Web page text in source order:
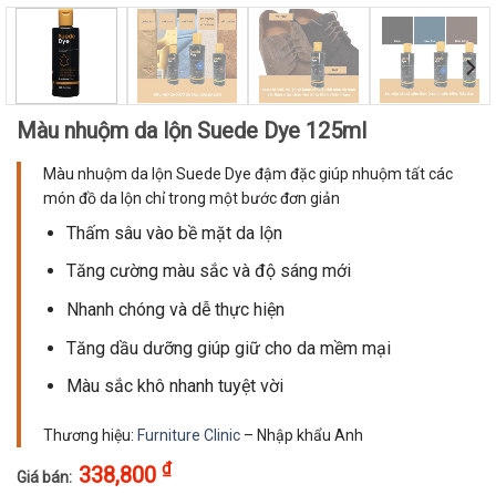
Màu nhuộm da lộn Suede Dye 125ml
Màu nhuộm da lộn Suede Dye đậm đặc giúp nhuộm tất các
món đồ da lộn chỉ trong một bước đơn giản
Thấm sâu vào bề mặt da lộn
Tăng cường màu sắc và độ sáng mới
Nhanh chóng và dễ thực hiện
Tăng dầu dưỡng giúp giữ cho da mềm mại
Màu sắc khô nhanh tuyệt vời
Thương hiệu: Furniture Clinic – Nhập khẩu Anh
Giá bán: 338,800 ₫